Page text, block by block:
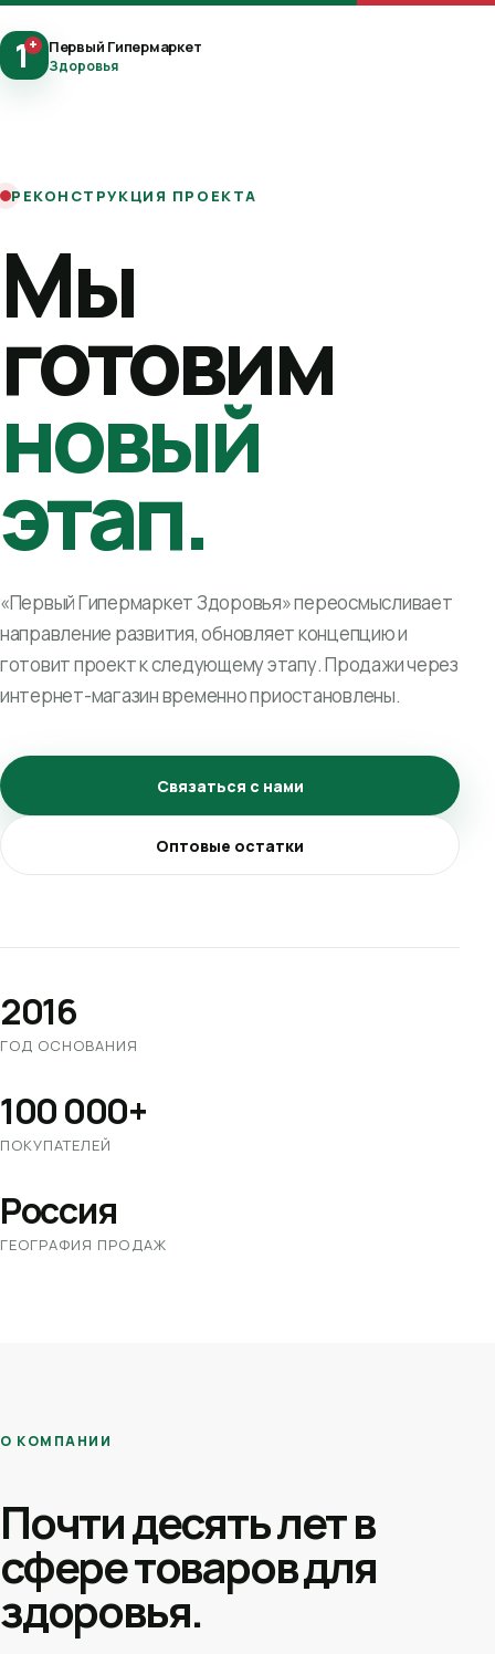
1+ Первый Гипермаркет
Здоровья
РЕКОНСТРУКЦИЯ ПРОЕКТА
Мы
готовим
новый
этап.
«Первый Гипермаркет Здоровья» переосмысливает
направление развития, обновляет концепцию и
готовит проект к следующему этапу. Продажи через
интернет-магазин временно приостановлены.
Связаться с нами
Оптовые остатки
2016
ГОД ОСНОВАНИЯ
100 000+
ПОКУПАТЕЛЕЙ
Россия
ГЕОГРАФИЯ ПРОДАЖ
О КОМПАНИИ
Почти десять лет в
сфере товаров для
здоровья.